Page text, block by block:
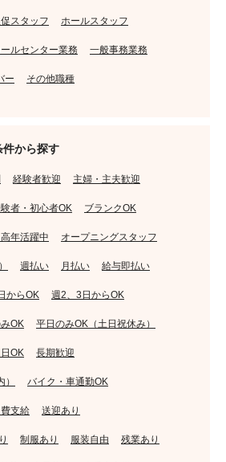
スタッフ ホールスタッフ
ルセンター業務 一般事務業務
ー その他職種
件から探す
経験者歓迎 主婦・主夫歓迎
者・初心者OK ブランクOK
年活躍中 オープニングスタッフ
週払い 月払い 給与即払い
からOK 週2、3日からOK
OK 平日のみOK（土日祝休み）
OK 長期歓迎
バイク・車通勤OK
支給 送迎あり
制服あり 服装自由 残業あり